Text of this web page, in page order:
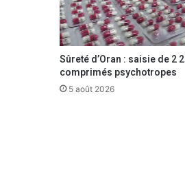
t
é
d
e
p
r
o
Sûreté d’Oran : saisie de 2
comprimés psychotropes
5 août 2026